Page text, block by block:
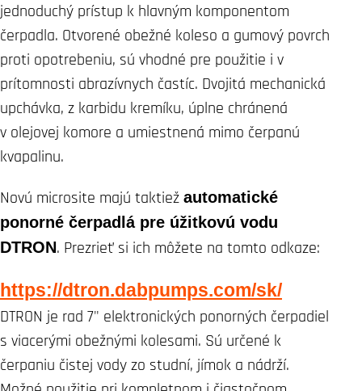
jednoduchý prístup k hlavným komponentom
čerpadla. Otvorené obežné koleso a gumový povrch
proti opotrebeniu, sú vhodné pre použitie i v
prítomnosti abrazívnych častíc. Dvojitá mechanická
upchávka, z karbidu kremíku, úplne chránená
v olejovej komore a umiestnená mimo čerpanú
kvapalinu.
Novú microsite majú taktiež automatické
ponorné čerpadlá pre úžitkovú vodu
DTRON. Prezrieť si ich môžete na tomto odkaze:
https://dtron.dabpumps.com/sk/
DTRON je rad 7" elektronických ponorných čerpadiel
s viacerými obežnými kolesami. Sú určené k
čerpaniu čistej vody zo studní, jímok a nádrží.